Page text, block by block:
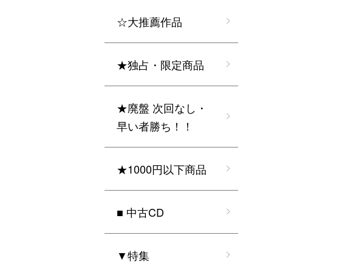
☆大推薦作品
★独占・限定商品
★廃盤 次回なし・
早い者勝ち！！
★1000円以下商品
■ 中古CD
▼特集